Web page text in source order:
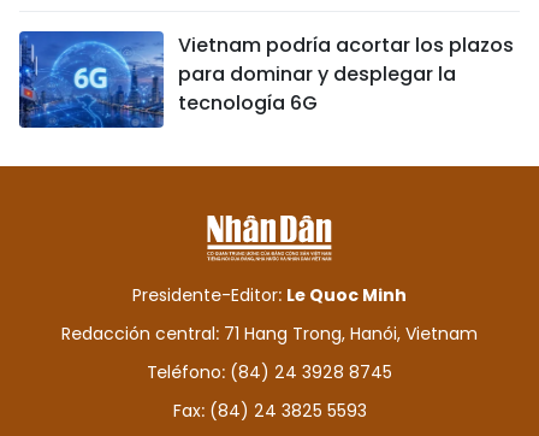
Vietnam podría acortar los plazos
para dominar y desplegar la
tecnología 6G
Presidente-Editor: Le Quoc Minh
Redacción central: 71 Hang Trong, Hanói, Vietnam
Teléfono: (84) 24 3928 8745
Fax: (84) 24 3825 5593